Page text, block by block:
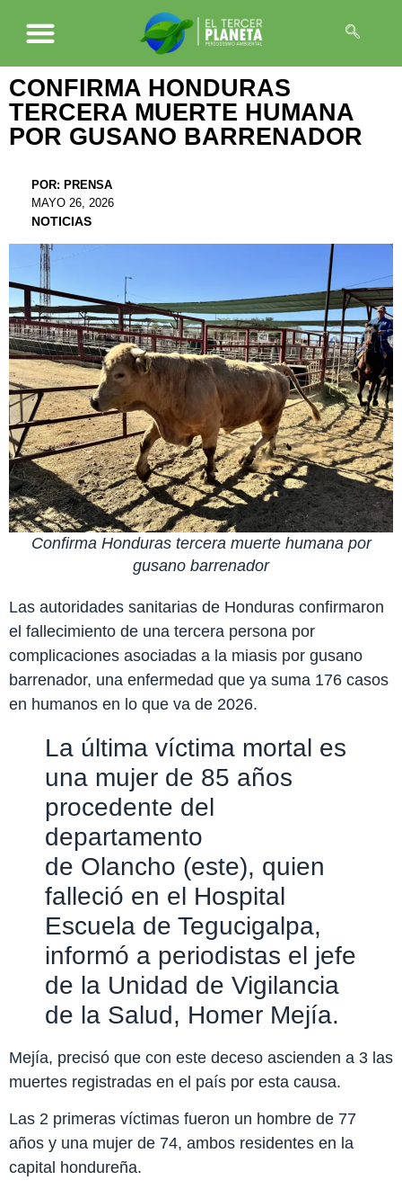
CONFIRMA HONDURAS
TERCERA MUERTE HUMANA
POR GUSANO BARRENADOR
POR: PRENSA
MAYO 26, 2026
NOTICIAS
Confirma Honduras tercera muerte humana por
gusano barrenador
Las autoridades sanitarias de Honduras confirmaron
el fallecimiento de una tercera persona por
complicaciones asociadas a la miasis por gusano
barrenador, una enfermedad que ya suma 176 casos
en humanos en lo que va de 2026.
La última víctima mortal es
una mujer de 85 años
procedente del
departamento
de Olancho (este), quien
falleció en el Hospital
Escuela de Tegucigalpa,
informó a periodistas el jefe
de la Unidad de Vigilancia
de la Salud, Homer Mejía.
Mejía, precisó que con este deceso ascienden a 3 las
muertes registradas en el país por esta causa.
Las 2 primeras víctimas fueron un hombre de 77
años y una mujer de 74, ambos residentes en la
capital hondureña.